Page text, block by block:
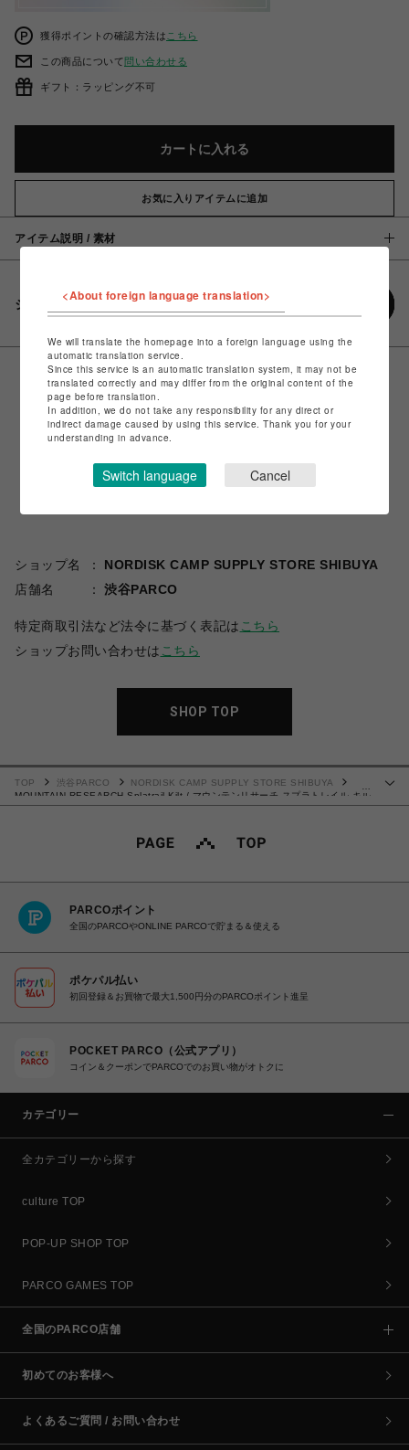
獲得ポイントの確認方法は こちら
この商品について問い合わせる
ギフト：ラッピング不可
カートに入れる
お気に入りアイテムに追加
アイテム説明 / 素材
シェアする
ショップ名
NORDISK CAMP SUPPLY STORE SHIBUYA
店舗名
渋谷PARCO
特定商取引法など法令に基づく表記は こちら
ショップお問い合わせは こちら
SHOP TOP
TOP 渋谷PARCO
NORDISK CAMP SUPPLY STORE SHIBUYA
MOUNTAIN RESEARCH Splatrail Kilt / マウンテンリサーチ スプラトレイル キル
ト
PARCOポイント
全国のPARCOやONLINE PARCOで貯まる＆使える
ポケパル払い
初回登録＆お買物で最大1,500円分のPARCOポイント進呈
POCKET PARCO（公式アプリ）
コイン＆クーポンでPARCOでのお買い物がオトクに
カテゴリー
全カテゴリーから探す
culture TOP
POP-UP SHOP TOP
PARCO GAMES TOP
全国のPARCO店舗
初めてのお客様へ
よくあるご質問 / お問い合わせ
<About foreign language translation>
We will translate the homepage into a foreign language using the
automatic translation service.
Since this service is an automatic translation system, it may not be
translated correctly and may differ from the original content of the
page before translation.
In addition, we do not take any responsibility for any direct or
indirect damage caused by using this service. Thank you for your
understanding in advance.
Switch language Cancel